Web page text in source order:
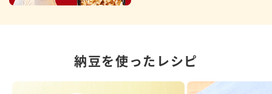
納豆を使ったレシピ